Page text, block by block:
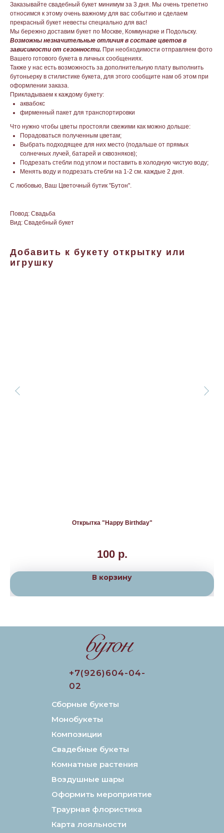
Заказывайте свадебный букет минимум за 3 дня. Мы очень трепетно
относимся к этому очень важному для вас событию и сделаем
прекрасный букет невесты специально для вас!
Мы бережно доставим букет по Москве, Коммунарке и Подольску.
Возможны незначительные отличия в составе цветов в
зависимости от сезонности. При необходимости отправляем фото
Вашего готового букета в личных сообщениях.
Также у нас есть возможность за дополнительную плату выполнить
бутоньерку в стилистике букета, для этого сообщите нам об этом при
оформлении заказа.
Прикладываем к каждому букету:
аквабокс
фирменный пакет для транспортировки
Что нужно чтобы цветы простояли свежими как можно дольше:
Порадоваться полученным цветам;
Выбрать подходящее для них место (подальше от прямых
солнечных лучей, батарей и сквозняков);
Подрезать стебли под углом и поставить в холодную чистую воду;
Менять воду и подрезать стебли на 1-2 см. каждые 2 дня.
С любовью, Ваш Цветочный бутик "Бутон".
Повод: Свадьба
Вид: Свадебный букет
Добавить к букету открытку или
игрушку
Открытка "Happy Birthday"
100 р.
В корзину
Свадебные букеты
Композиции
Монобукеты
Сборные букеты
Комнатные растения
Воздушные шары
Траурная флористика
Оформить мероприятие
Карта лояльности
+7(926)604-04-
02